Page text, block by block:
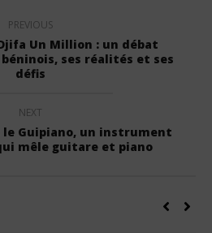
PREVIOUS
Un Million : un débat
ses réalités et ses
défis
NEXT
le Guipiano, un instrument
mêle guitare et piano